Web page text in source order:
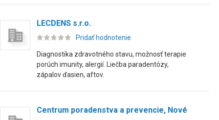
LECDENS s.r.o.
Pridať hodnotenie
Diagnostika zdravotného stavu, možnosť terapie
porúch imunity, alergií. Liečba paradentózy,
zápalov ďasien, aftov.
Centrum poradenstva a prevencie, Nové